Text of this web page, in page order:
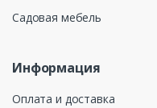
Садовая мебель
Информация
Оплата и доставка